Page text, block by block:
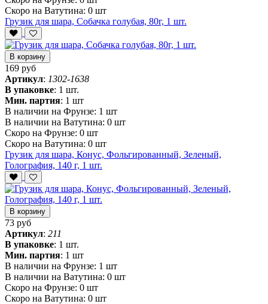
Скоро на Ватутина: 0 шт
Грузик для шара, Собачка голубая, 80г, 1 шт.
В корзину
169 руб
Артикул: 1302-1638
В упаковке: 1 шт.
Мин. партия: 1 шт
В наличии на Фрунзе: 1 шт
В наличии на Ватутина: 0 шт
Скоро на Фрунзе: 0 шт
Скоро на Ватутина: 0 шт
Грузик для шара, Конус, Фольгированный, Зеленый,
Голография, 140 г, 1 шт.
В корзину
73 руб
Артикул: 211
В упаковке: 1 шт.
Мин. партия: 1 шт
В наличии на Фрунзе: 1 шт
В наличии на Ватутина: 0 шт
Скоро на Фрунзе: 0 шт
Скоро на Ватутина: 0 шт